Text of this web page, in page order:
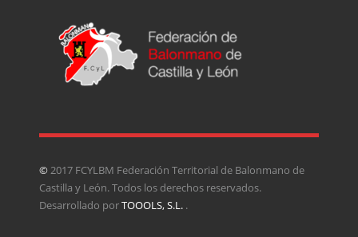
©2017 FCYLBM Federación Territorial de Balonmano de
Castilla y León. Todos los derechos reservados.
Desarrollado porTOOOLS, S.L. .